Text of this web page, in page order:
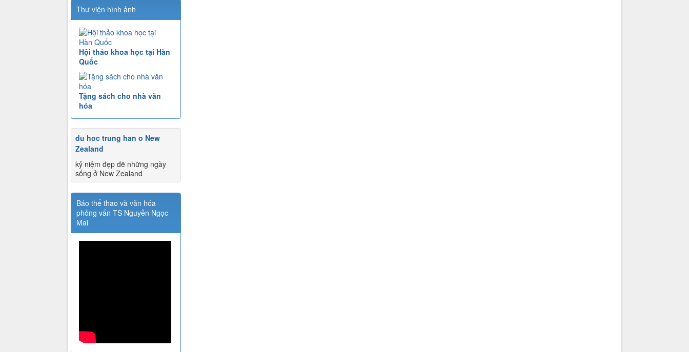
Thư viện hình ảnh
Hội thảo khoa học tại Hàn
Quốc
Tặng sách cho nhà văn
hóa
du hoc trung han o New
Zealand
kỷ niệm đẹp đẽ những ngày
sống ở New Zealand
Báo thể thao và văn hóa
phỏng vấn TS Nguyễn Ngọc
Mai